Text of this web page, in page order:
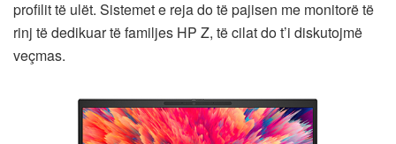
profilit të ulët. Sistemet e reja do të pajisen me monitorë të
rinj të dedikuar të familjes HP Z, të cilat do t’i diskutojmë
veçmas.